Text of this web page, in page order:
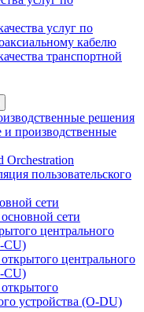
услуг по
кабелю
транспортной
решения
и производственные
Orchestration
пользовательского
сети
сети
центрального
CU)
центрального
CU)
устройства (O-DU)